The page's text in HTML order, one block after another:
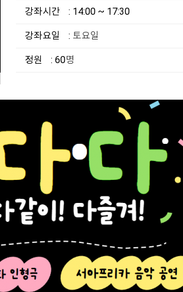
강좌시간 : 14:00 ~ 17:30
강좌요일 : 토요일
정원 : 60명